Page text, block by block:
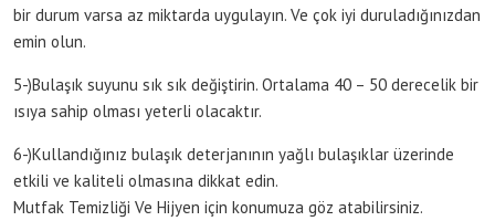
bir durum varsa az miktarda uygulayın. Ve çok iyi duruladığınızdan
emin olun.
5-)Bulaşık suyunu sık sık değiştirin. Ortalama 40 – 50 derecelik bir
ısıya sahip olması yeterli olacaktır.
6-)Kullandığınız bulaşık deterjanının yağlı bulaşıklar üzerinde
etkili ve kaliteli olmasına dikkat edin.
Mutfak Temizliği Ve Hijyen için konumuza göz atabilirsiniz.